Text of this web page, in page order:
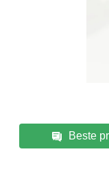
Beste